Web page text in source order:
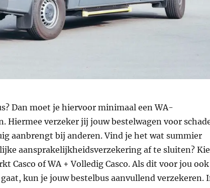
Dan moet je hiervoor minimaal een WA-
Hiermee verzeker jij jouw bestelwagen voor
aanbrengt bij anderen. Vind je het wat summier
aansprakelijkheidsverzekering af te sluiten?
Casco of WA + Volledig Casco. Als dit voor jou ook
kun je jouw bestelbus aanvullend verzekeren.